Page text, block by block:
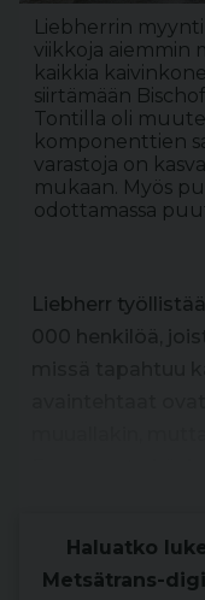
Liebherrin
viikkoja aiemmin
kaikkia
siirtämään
Tontilla oli
komponenttien
varastoja on
mukaan. Myös
odottamassa
Liebherr
000 henkilöä,
Haluatko
Metsätrans-